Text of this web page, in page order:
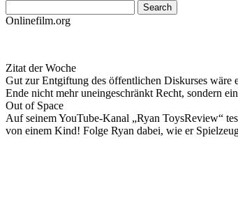
Onlinefilm.org
Zitat der Woche
Gut zur Entgiftung des öffentlichen Diskurses wäre
Ende nicht mehr uneingeschränkt Recht, sondern
Out of Space
Auf seinem YouTube-Kanal „Ryan ToysReview“
von einem Kind! Folge Ryan dabei, wie er